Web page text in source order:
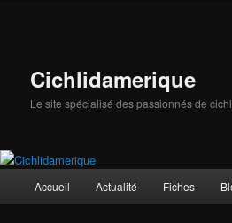
Cichlidamerique
Le site spécialisé des passionnés de
principal
Accueil Actualité Fiches